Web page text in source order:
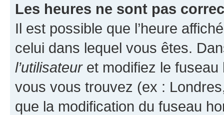
Les heures ne sont pas
Il est possible que l’heure
celui dans lequel vous êtes.
l’utilisateuret modifiez le fuseau
vous vous trouvez (ex :
que la modification du fuseau